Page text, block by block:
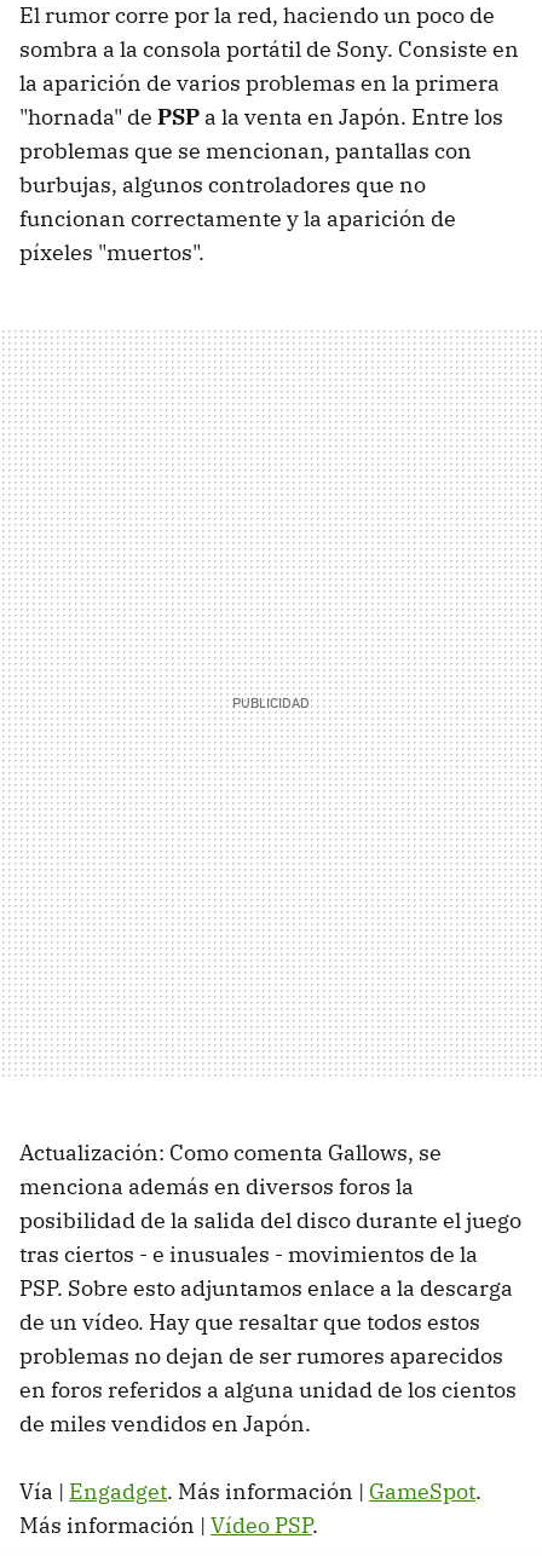
El rumor corre por la red, haciendo un poco de
sombra a la consola portátil de Sony. Consiste en
la aparición de varios problemas en la primera
"hornada" de PSP a la venta en Japón. Entre los
problemas que se mencionan, pantallas con
burbujas, algunos controladores que no
funcionan correctamente y la aparición de
píxeles "muertos".
Actualización: Como comenta Gallows, se
menciona además en diversos foros la
posibilidad de la salida del disco durante el juego
tras ciertos - e inusuales - movimientos de la
PSP. Sobre esto adjuntamos enlace a la descarga
de un vídeo. Hay que resaltar que todos estos
problemas no dejan de ser rumores aparecidos
en foros referidos a alguna unidad de los cientos
de miles vendidos en Japón.
Vía | Engadget. Más información | GameSpot.
Más información | Vídeo PSP.